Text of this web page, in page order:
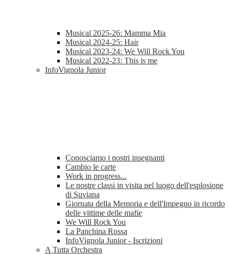
Musical 2025-26: Mamma Mia
Musical 2024-25: Hair
Musical 2023-24: We Will Rock You
Musical 2022-23: This is me
InfoVignola Junior
Conosciamo i nostri insegnanti
Cambio le carte
Work in progress...
Le nostre classi in visita nel luogo dell'esplosione
di Suviana
Giornata della Memoria e dell'Impegno in ricordo
delle vittime delle mafie
We Will Rock You
La Panchina Rossa
InfoVignola Junior - Iscrizioni
A Tutta Orchestra